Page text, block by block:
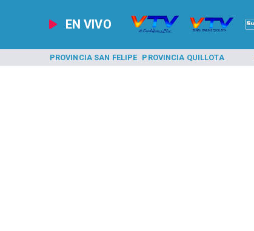
EN VIVO
PROVINCIA SAN FELIPE PROVINCIA QUILLOTA